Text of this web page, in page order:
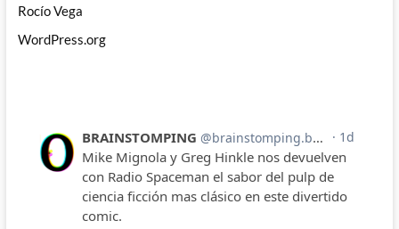
Rocío Vega
WordPress.org